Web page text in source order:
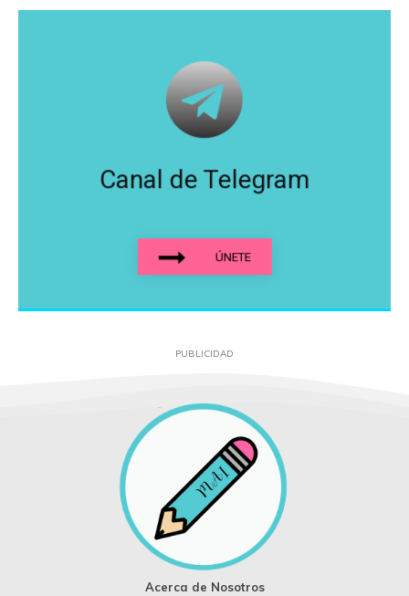
Canal de Telegram
ÚNETE
PUBLICIDAD
Acerca de Nosotros